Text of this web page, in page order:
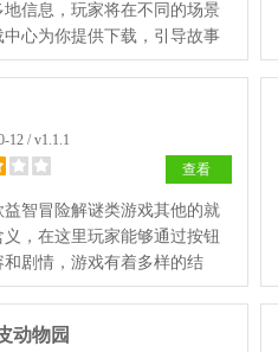
信息，玩家将在不同的场景
心为你提供下载，引导故事
12 / v1.1.1
查看
智冒险解谜类游戏其他的就
，在这里玩家能够通过按钮
剧情，游戏有着多样的结
载体验吧。
动物园